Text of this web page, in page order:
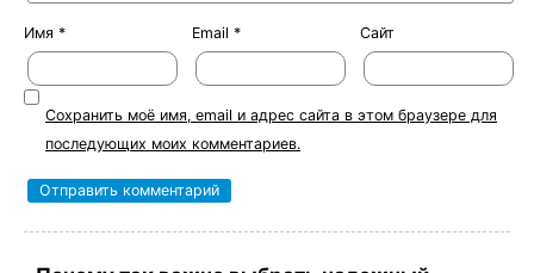
Имя * Email * Сайт
Сохранить моё имя, email и адрес сайта в этом браузере для
последующих моих комментариев.